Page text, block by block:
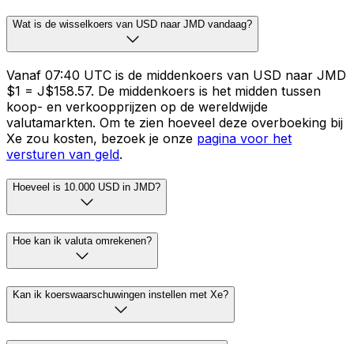
Wat is de wisselkoers van USD naar JMD vandaag?
Vanaf 07:40 UTC is de middenkoers van USD naar JMD
$1 = J$158.57. De middenkoers is het midden tussen
koop- en verkoopprijzen op de wereldwijde
valutamarkten. Om te zien hoeveel deze overboeking bij
Xe zou kosten, bezoek je onze pagina voor het
versturen van geld.
Hoeveel is 10.000 USD in JMD?
Hoe kan ik valuta omrekenen?
Kan ik koerswaarschuwingen instellen met Xe?